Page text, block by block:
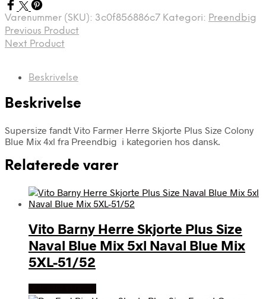
Varenummer (SKU): 3c0f856886c7 Kategori: Preendbig
Previous Product
Next Product
Beskrivelse
Beskrivelse
Supersize fandt Vito Farmer Herre Skjorte Plus Size Colony
Blue Mix 4xl fra Preendbig i kategorien hos dansk.
Relaterede varer
Vito Barny Herre Skjorte Plus Size
Naval Blue Mix 5xl Naval Blue Mix
5XL-51/52